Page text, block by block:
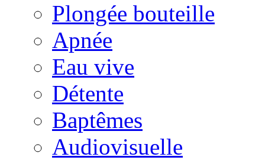
Plongée bouteille
Apnée
Eau vive
Détente
Baptêmes
Audiovisuelle